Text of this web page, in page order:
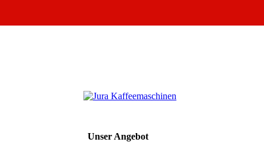
Unser Angebot